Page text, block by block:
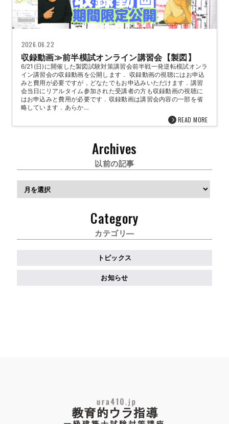
2026.06.22
収録動画≫前半模試オンライン講習会【製図】
6/21(日)に開催した製図試験対策講習会前半戦一発逆転模試オンラ
イン講習会の収録動画を公開します． 収録動画の視聴にはお申込
みと費用が必要ですが，どなたでもお申込みいただけます．講習
会当日にリアルタイム参加された受講者の方も収録動画の視聴に
はお申込みと費用が必要です．収録動画は講習会内容の一部を省
略しています．あらか…
READ MORE
Archives
以前の記事
ー
Category
カテゴリ―
トピックス
お知らせ